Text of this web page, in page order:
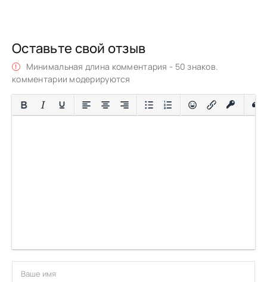
Оставьте свой отзыв
Минимальная длина комментария - 50 знаков.
комментарии модерируются